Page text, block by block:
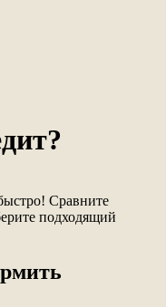
Сравните
подходящий